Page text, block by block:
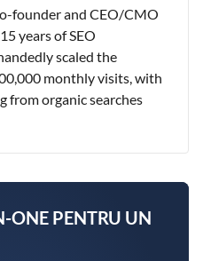
founder and CEO/CMO
years of SEO
scaled the
monthly visits, with
from organic searches
ONE PENTRU UN